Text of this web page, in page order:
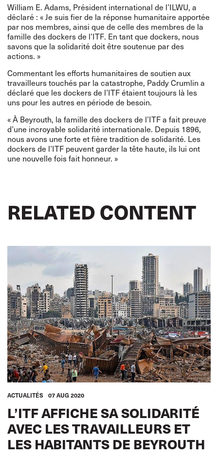
William E. Adams, Président international de l’ILWU, a
déclaré : « Je suis fier de la réponse humanitaire apportée
par nos membres, ainsi que de celle des membres de la
famille des dockers de l’ITF. En tant que dockers, nous
savons que la solidarité doit être soutenue par des
actions. »
Commentant les efforts humanitaires de soutien aux
travailleurs touchés par la catastrophe, Paddy Crumlin a
déclaré que les dockers de l’ITF étaient toujours là les
uns pour les autres en période de besoin.
« À Beyrouth, la famille des dockers de l’ITF a fait preuve
d’une incroyable solidarité internationale. Depuis 1896,
nous avons une forte et fière tradition de solidarité. Les
dockers de l’ITF peuvent garder la tête haute, ils lui ont
une nouvelle fois fait honneur. »
RELATED CONTENT
ACTUALITÉS 07 AUG 2020
L’ITF AFFICHE SA SOLIDARITÉ
AVEC LES TRAVAILLEURS ET
LES HABITANTS DE BEYROUTH